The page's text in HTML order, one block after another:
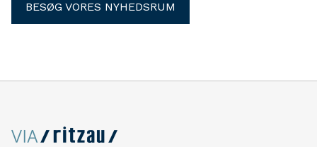
BESØG VORES NYHEDSRUM